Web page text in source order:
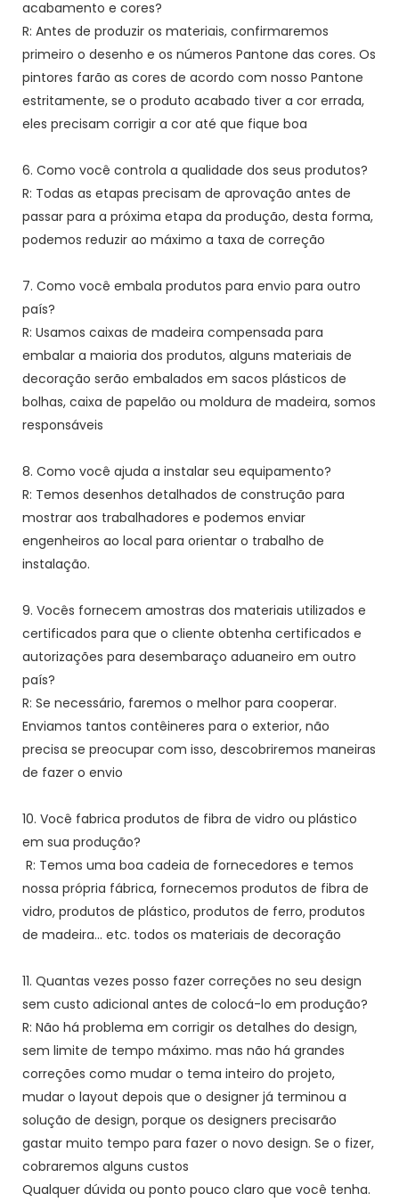
acabamento e cores?
R: Antes de produzir os materiais, confirmaremos
primeiro o desenho e os números Pantone das cores. Os
pintores farão as cores de acordo com nosso Pantone
estritamente, se o produto acabado tiver a cor errada,
eles precisam corrigir a cor até que fique boa
6. Como você controla a qualidade dos seus produtos?
R: Todas as etapas precisam de aprovação antes de
passar para a próxima etapa da produção, desta forma,
podemos reduzir ao máximo a taxa de correção
7. Como você embala produtos para envio para outro
país?
R: Usamos caixas de madeira compensada para
embalar a maioria dos produtos, alguns materiais de
decoração serão embalados em sacos plásticos de
bolhas, caixa de papelão ou moldura de madeira, somos
responsáveis
8. Como você ajuda a instalar seu equipamento?
R: Temos desenhos detalhados de construção para
mostrar aos trabalhadores e podemos enviar
engenheiros ao local para orientar o trabalho de
instalação.
9. Vocês fornecem amostras dos materiais utilizados e
certificados para que o cliente obtenha certificados e
autorizações para desembaraço aduaneiro em outro
país?
R: Se necessário, faremos o melhor para cooperar.
Enviamos tantos contêineres para o exterior, não
precisa se preocupar com isso, descobriremos maneiras
de fazer o envio
10. Você fabrica produtos de fibra de vidro ou plástico
em sua produção?
R: Temos uma boa cadeia de fornecedores e temos
nossa própria fábrica, fornecemos produtos de fibra de
vidro, produtos de plástico, produtos de ferro, produtos
de madeira... etc. todos os materiais de decoração
11. Quantas vezes posso fazer correções no seu design
sem custo adicional antes de colocá-lo em produção?
R: Não há problema em corrigir os detalhes do design,
sem limite de tempo máximo. mas não há grandes
correções como mudar o tema inteiro do projeto,
mudar o layout depois que o designer já terminou a
solução de design, porque os designers precisarão
gastar muito tempo para fazer o novo design. Se o fizer,
cobraremos alguns custos
Qualquer dúvida ou ponto pouco claro que você tenha.